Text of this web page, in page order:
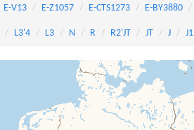
E-V13 E-Z1057 E-CTS1273 E-BY3880
L3'4 L3 N R R2'JT JT J J1